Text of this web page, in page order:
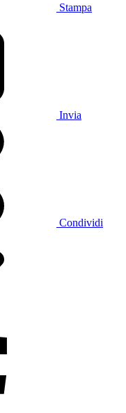
Stampa
Invia
Condividi